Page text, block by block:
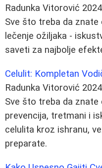
Radunka Vitorović
Sve što treba da
lečenje ožiljaka -
saveti za najbolje
Celulit: Kompletan
Radunka Vitorović
Sve što treba da znate
prevencija, tretmani i
celulita kroz ishranu,
preparate.